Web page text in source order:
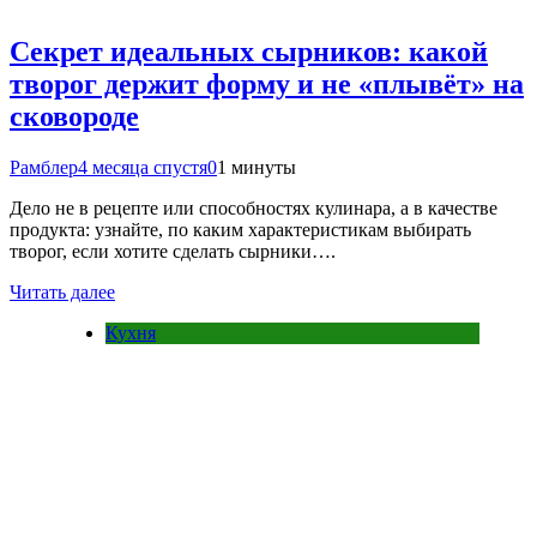
Секрет идеальных сырников: какой
творог держит форму и не «плывёт» на
сковороде
Рамблер4 месяца спустя01 минуты
Дело не в рецепте или способностях кулинара, а в качестве
продукта: узнайте, по каким характеристикам выбирать
творог, если хотите сделать сырники….
Читать далее
Кухня